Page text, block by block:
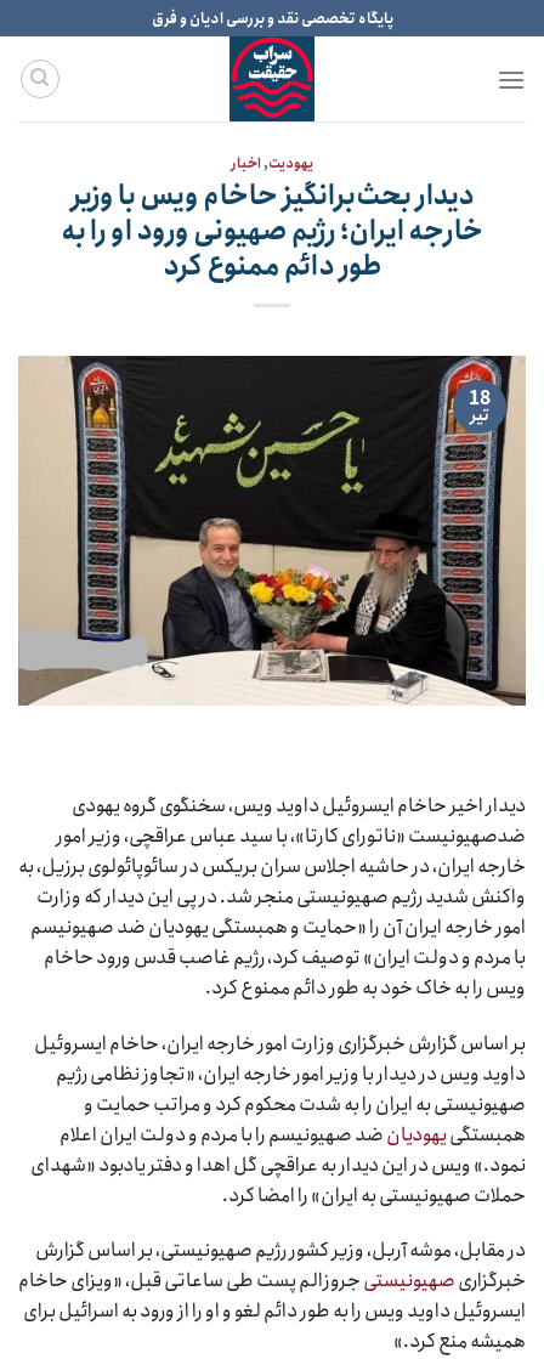
to
content
پایگاه تخصصی نقد و بررسی ادیان و فرق
یهودیت,اخبار
دیدار بحث‌برانگیز حاخام ویس با وزیر
خارجه ایران؛ رژیم صهیونی ورود او را به
طور دائم ممنوع کرد
18
تیر
دیدار اخیر حاخام ایسروئیل داوید ویس، سخنگوی گروه یهودی
ضدصهیونیست «ناتورای کارتا»، با سید عباس عراقچی، وزیر امور
خارجه ایران، در حاشیه اجلاس سران بریکس در سائوپائولوی برزیل، به
واکنش شدید رژیم صهیونیستی منجر شد. در پی این دیدار که وزارت
امور خارجه ایران آن را «حمایت و همبستگی یهودیان ضد صهیونیسم
با مردم و دولت ایران» توصیف کرد، رژیم غاصب قدس ورود حاخام
ویس را به خاک خود به طور دائم ممنوع کرد.
بر اساس گزارش خبرگزاری وزارت امور خارجه ایران، حاخام ایسروئیل
داوید ویس در دیدار با وزیر امور خارجه ایران، «تجاوز نظامی رژیم
صهیونیستی به ایران را به شدت محکوم کرد و مراتب حمایت و
همبستگییهودیانضد صهیونیسم را با مردم و دولت ایران اعلام
نمود.» ویس در این دیدار به عراقچی گل اهدا و دفتر یادبود «شهدای
حملات صهیونیستی به ایران» را امضا کرد.
در مقابل، موشه آربل، وزیر کشور رژیم صهیونیستی، بر اساس گزارش
خبرگزاریصهیونیستیجروزالم پست طی ساعاتی قبل، «ویزای حاخام
ایسروئیل داوید ویس را به طور دائم لغو و او را از ورود به اسرائیل برای
همیشه منع کرد.»